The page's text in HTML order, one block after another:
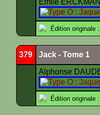
Emile
Édition originale :
379 Jack - Tome 1
Alphonse
Édition originale :